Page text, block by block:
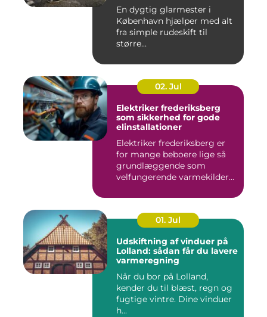
En dygtig glarmester i
København hjælper med alt
fra simple rudeskift til
større...
02. Jul
Elektriker frederiksberg
som sikkerhed for gode
elinstallationer
Elektriker frederiksberg er
for mange beboere lige så
grundlæggende som
velfungerende varmekilder
01. Jul
Udskiftning af vinduer på
Lolland: sådan får du lavere
varmeregning
Når du bor på Lolland,
kender du til blæst, regn og
fugtige vintre. Dine vinduer
h...